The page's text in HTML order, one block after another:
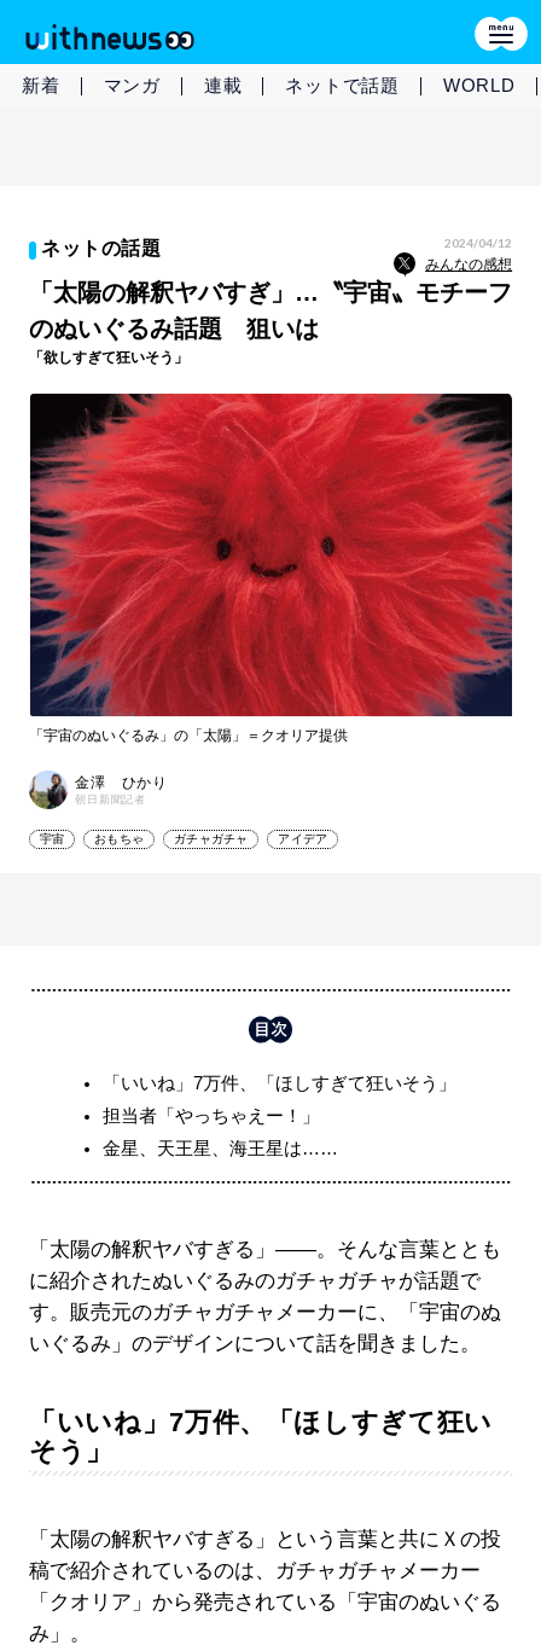
新着 マンガ 連載 ネットで話題 WORLD
ネットの話題 2024/04/12
みんなの感想
「太陽の解釈ヤバすぎ」…〝宇宙〟モチーフ
のぬいぐるみ話題 狙いは
「欲しすぎて狂いそう」
「宇宙のぬいぐるみ」の「太陽」＝クオリア提供
金澤 ひかり
朝日新聞記者
宇宙 おもちゃ ガチャガチャ アイデア
「いいね」7万件、「ほしすぎて狂いそう」
担当者「やっちゃえー！」
金星、天王星、海王星は……
「太陽の解釈ヤバすぎる」――。そんな言葉ととも
に紹介されたぬいぐるみのガチャガチャが話題で
す。販売元のガチャガチャメーカーに、「宇宙のぬ
いぐるみ」のデザインについて話を聞きました。
「いいね」7万件、「ほしすぎて狂い
そう」
「太陽の解釈ヤバすぎる」という言葉と共にＸの投
稿で紹介されているのは、ガチャガチャメーカー
「クオリア」から発売されている「宇宙のぬいぐる
み」。